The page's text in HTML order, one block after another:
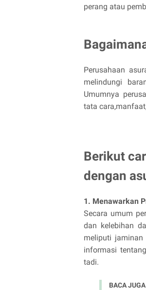
perang atau
Perusahaan
melindungi
Umumnya
tata
Berikut
dengan
1. Menawarkan
Secara umum
dan kelebihan
meliputi jaminan
informasi
tadi.
BACA JUGA